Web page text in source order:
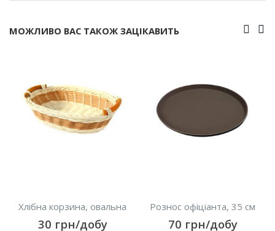
МОЖЛИВО ВАС ТАКОЖ ЗАЦІКАВИТЬ
Хлібна корзина, овальна
30 грн/добу
Рознос офіціанта, 35 см
70 грн/добу